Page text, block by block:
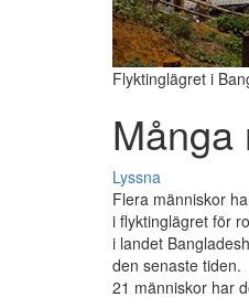
Flyktinglägret i
Många
Lyssna
Flera människor
i flyktinglägret för
i landet Bangladesh
den senaste tiden.
21 människor har